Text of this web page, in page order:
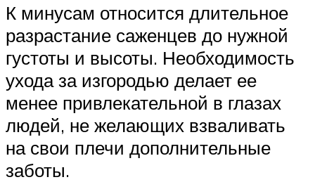
К минусам относится длительное
разрастание саженцев до нужной
густоты и высоты. Необходимость
ухода за изгородью делает ее
менее привлекательной в глазах
людей, не желающих взваливать
на свои плечи дополнительные
заботы.